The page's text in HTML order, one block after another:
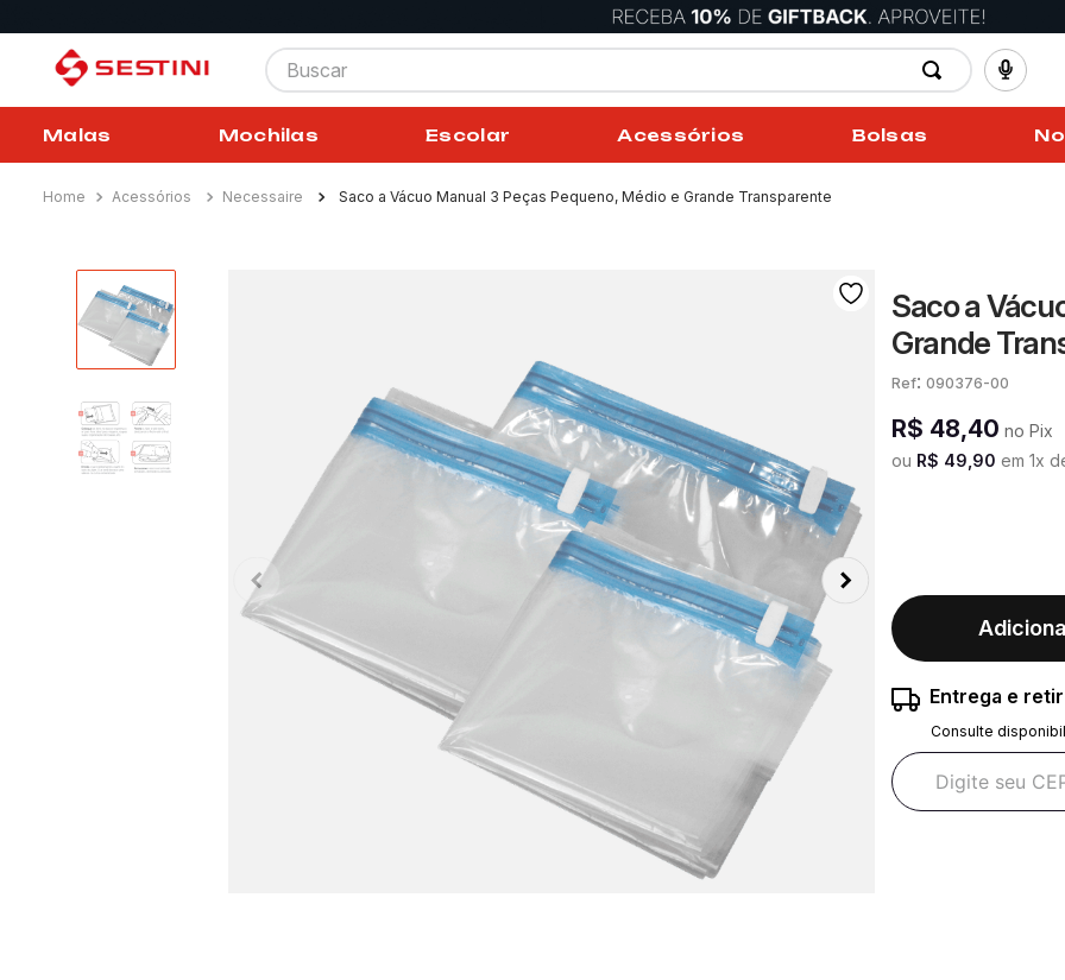
Buscar
Malas Mochilas Escolar Acessórios Bolsas
Acessórios Necessaire Saco a Vácuo Manual 3 Peças Pequeno, Médio e Grande Transparente
Saco a
Grande
: 090376-00
R$ 48,40 no Pix
ou R$ 49 90 em 1x
Entrega e
Consulte